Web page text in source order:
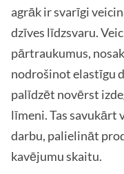
agrāk ir svarīgi
dzīves līdzsvaru.
pārtraukumus,
nodrošinot elastīgu
palīdzēt novērst
līmeni. Tas
darbu, palielināt
kavējumu skaitu.